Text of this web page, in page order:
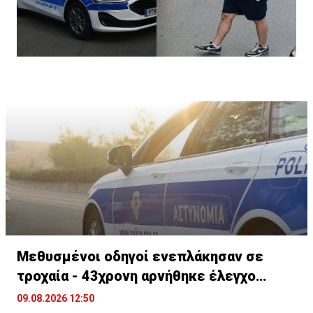
Μεθυσμένοι οδηγοί ενεπλάκησαν σε
τροχαία - 43χρονη αρνήθηκε έλεγχο
αλκοτέστ
09.08.2026 12:50